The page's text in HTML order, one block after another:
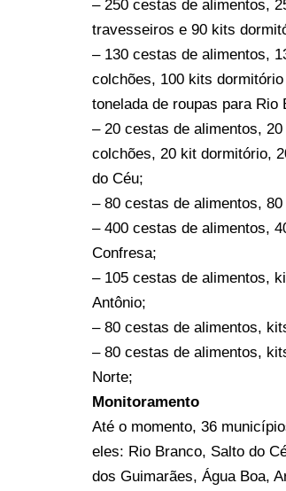
– 250 cestas de alimentos,
travesseiros e 90 kits
– 130 cestas de alimentos,
colchões, 100 kits
tonelada de roupas para Rio
– 20 cestas de alimentos,
colchões, 20 kit dormitório,
do Céu;
– 80 cestas de alimentos,
– 400 cestas de alimentos,
Confresa;
– 105 cestas de alimentos,
Antônio;
– 80 cestas de alimentos,
– 80 cestas de alimentos,
Norte;
Monitoramento
Até o momento, 36
eles: Rio Branco, Salto do
dos Guimarães, Água Boa,